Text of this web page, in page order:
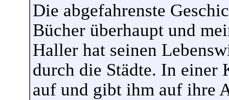
Die abgefahrenste
Bücher überhaupt und
Haller hat seinen
durch die Städte. In einer
auf und gibt ihm auf ihre